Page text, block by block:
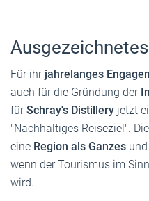
Für ihr jahrelanges
auch für die Gründung der
fürSchray's Distillery jetzt
"Nachhaltiges Reiseziel".
eine Region als Ganzes
wenn der Tourismus im
wird.